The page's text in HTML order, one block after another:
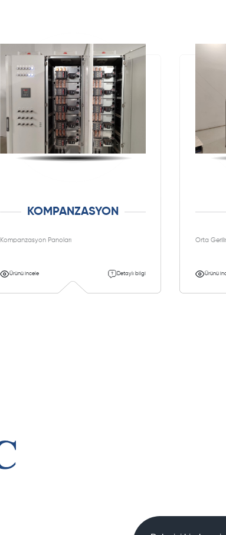
KOMPANZASYON
Kompanzasyon Panoları
Ürünü incele Detaylı bilgi
Orta
Ürünü